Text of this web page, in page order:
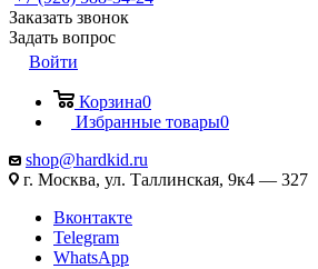
Заказать звонок
Задать вопрос
Войти
Корзина0
Избранные товары0
shop@hardkid.ru
г. Москва, ул. Таллинская, 9к4 — 327
Вконтакте
Telegram
WhatsApp